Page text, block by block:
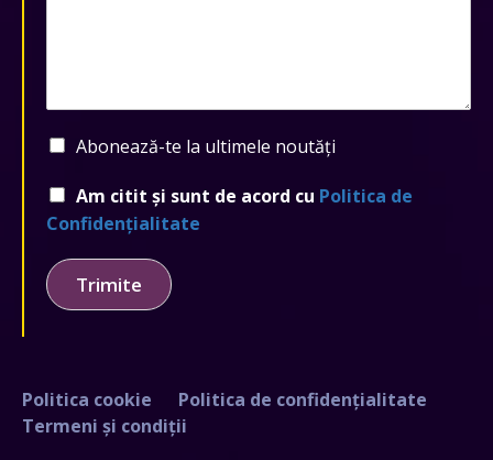
Abonează-te la ultimele noutăți
Am citit și sunt de acord cu Politica de
Confidențialitate
Trimite
Politica cookie
Politica de confidențialitate
Termeni și condiții